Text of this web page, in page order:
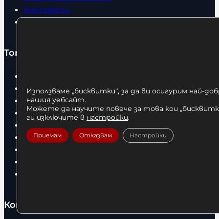
Контакти
Топ категории
Боксови чували
Боксови ръкавици
Дрехи
Детски дрехи
Суичъри
Контакти
Използваме „бисквитки“, за да ви осигурим най-
нашия уебсайт.
Можете да научите повече за това кои
ги изключите в настройки.
Приемам Отказвам Настройки